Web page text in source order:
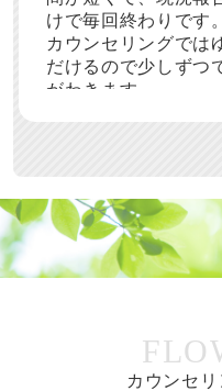
けで毎回終わりです。
カウンセリングでは
だけるので少しずつ
がわきます。
カウンセ